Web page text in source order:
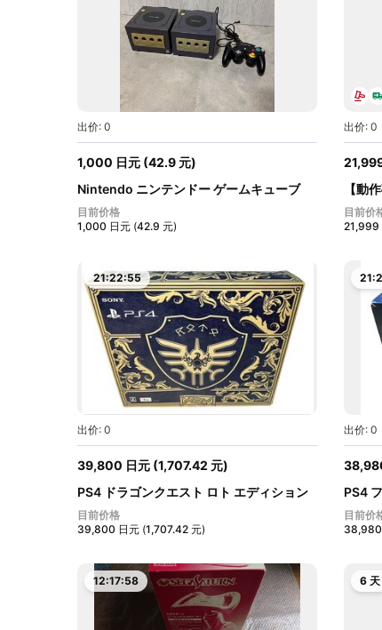
出价: 0
1,000 日元 (42.9 元)
Nintendo ニンテンドー ゲームキューブ
本...
目前价格
1,000 日元 (42.9 元)
出价: 0
【動
グ...
目前价
21,999
21:22:54
出价: 0
39,800 日元 (1,707.42 元)
PS4 ドラゴンクエスト ロト エディション
P...
目前价格
39,800 日元 (1,707.42 元)
出价: 0
PS4
デ...
目前价
38,980
12:17:57 6 天